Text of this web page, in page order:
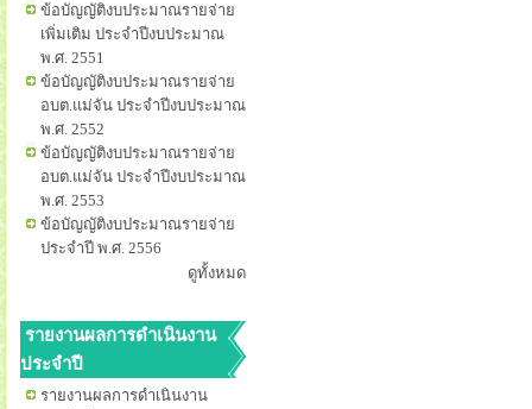
ข้อบัญญัติงบประมาณรายจ่าย
เพิ่มเติม ประจำปีงบประมาณ
พ.ศ. 2551
ข้อบัญญัติงบประมาณรายจ่าย
อบต.แม่จัน ประจำปีงบประมาณ
พ.ศ. 2552
ข้อบัญญัติงบประมาณรายจ่าย
อบต.แม่จัน ประจำปีงบประมาณ
พ.ศ. 2553
ข้อบัญญัติงบประมาณรายจ่าย
ประจำปี พ.ศ. 2556
ดูทั้งหมด
รายงานผลการดำเนินงาน
ประจำปี
รายงานผลการดำเนินงาน